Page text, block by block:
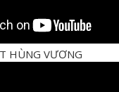
HÙNG VƯƠNG